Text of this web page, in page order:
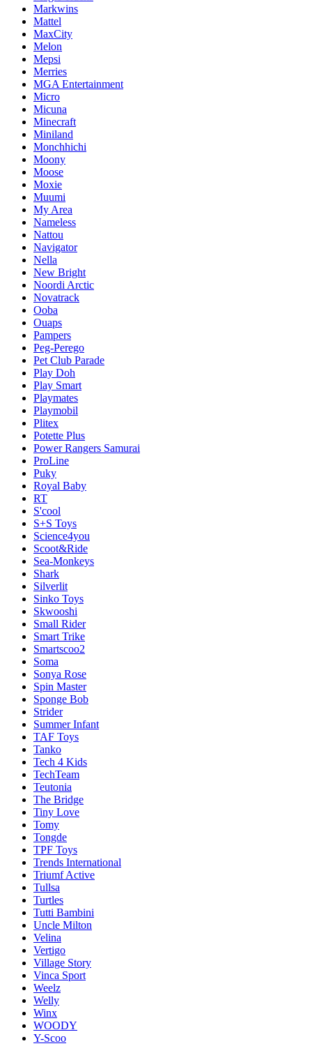
Markwins
Mattel
MaxCity
Melon
Mepsi
Merries
MGA Entertainment
Micro
Micuna
Minecraft
Miniland
Monchhichi
Moony
Moose
Moxie
Muumi
My Area
Nameless
Nattou
Navigator
Nella
New Bright
Noordi Arctic
Novatrack
Ooba
Ouaps
Pampers
Peg-Perego
Pet Club Parade
Play Doh
Play Smart
Playmates
Playmobil
Plitex
Potette Plus
Power Rangers Samurai
ProLine
Puky
Royal Baby
RT
S'cool
S+S Toys
Science4you
Scoot&Ride
Sea-Monkeys
Shark
Silverlit
Sinko Toys
Skwooshi
Small Rider
Smart Trike
Smartscoo2
Soma
Sonya Rose
Spin Master
Sponge Bob
Strider
Summer Infant
TAF Toys
Tanko
Tech 4 Kids
TechTeam
Teutonia
The Bridge
Tiny Love
Tomy
Tongde
TPF Toys
Trends International
Triumf Active
Tullsa
Turtles
Tutti Bambini
Uncle Milton
Velina
Vertigo
Village Story
Vinca Sport
Weelz
Welly
Winx
WOODY
Y-Scoo